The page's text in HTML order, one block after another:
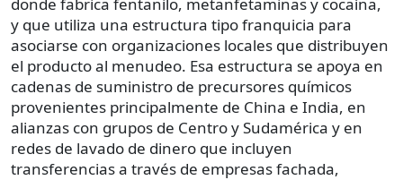
donde fabrica fentanilo, metanfetaminas y cocaína,
y que utiliza una estructura tipo franquicia para
asociarse con organizaciones locales que distribuyen
el producto al menudeo. Esa estructura se apoya en
cadenas de suministro de precursores químicos
provenientes principalmente de China e India, en
alianzas con grupos de Centro y Sudamérica y en
redes de lavado de dinero que incluyen
transferencias a través de empresas fachada,